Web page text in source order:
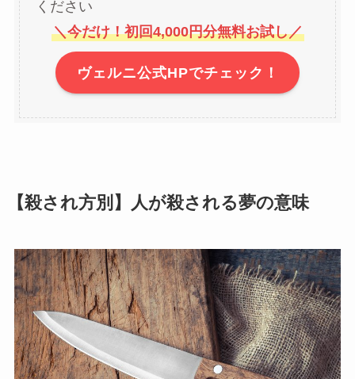
ください
＼今だけ！初回4,000円分無料お試し／
ヴェルニ公式HPでチェック！
【殺され方別】人が殺される夢の意味